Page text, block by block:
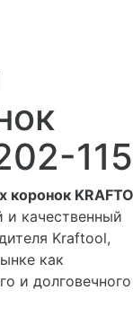
115
и качественный
Kraftool,
как
и долговечного